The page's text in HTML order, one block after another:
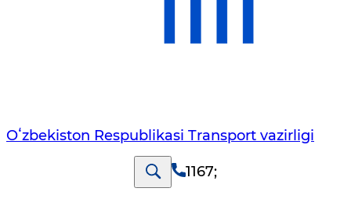
Oʻzbekiston Respublikasi Transport vazirligi
1167;